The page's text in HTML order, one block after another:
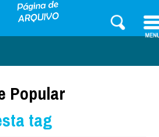
Popular
tag